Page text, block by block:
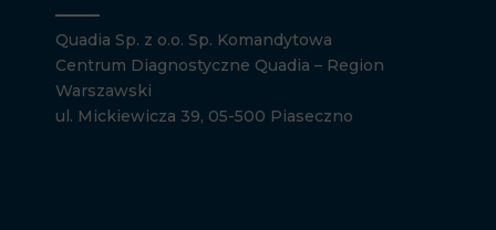
Quadia Sp. z o.o. Sp. Komandytowa
Centrum Diagnostyczne Quadia – Region
Warszawski
ul. Mickiewicza 39, 05-500 Piaseczno